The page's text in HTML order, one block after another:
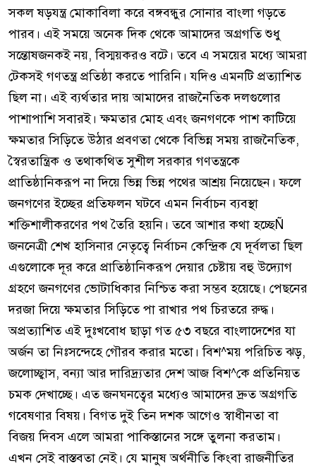
সকল ষড়যন্ত্র মোকাবিলা করে বঙ্গবন্ধুর সোনার বাংলা গড়তে
পারব। এই সময়ে অনেক দিক থেকে আমাদের অগ্রগতি শুধু
সন্তোষজনকই নয়, বিস্ময়করও বটে। তবে এ সময়ের মধ্যে আমরা
টেকসই গণতন্ত্র প্রতিষ্ঠা করতে পারিনি। যদিও এমনটি প্রত্যাশিত
ছিল না। এই ব্যর্থতার দায় আমাদের রাজনৈতিক দলগুলোর
পাশাপাশি সবারই। ক্ষমতার মোহ এবং জনগণকে পাশ কাটিয়ে
ক্ষমতার সিড়িতে উঠার প্রবণতা থেকে বিভিন্ন সময় রাজনৈতিক,
স্বৈরতান্ত্রিক ও তথাকথিত সুশীল সরকার গণতন্ত্রকে
প্রাতিষ্ঠানিকরূপ না দিয়ে ভিন্ন ভিন্ন পথের আশ্রয় নিয়েছেন। ফলে
জনগণের ইচ্ছের প্রতিফলন ঘটবে এমন নির্বাচন ব্যবস্থা
শক্তিশালীকরণের পথ তৈরি হয়নি। তবে আশার কথা হচ্ছেÑ
জননেত্রী শেখ হাসিনার নেতৃত্বে নির্বাচন কেন্দ্রিক যে দূর্বলতা ছিল
এগুলোকে দূর করে প্রাতিষ্ঠানিকরূপ দেয়ার চেষ্টায় বহু উদ্যোগ
গ্রহণে জনগণের ভোটাধিকার নিশ্চিত করা সম্ভব হয়েছে। পেছনের
দরজা দিয়ে ক্ষমতার সিড়িতে পা রাখার পথ চিরতরে রুদ্ধ।
অপ্রত্যাশিত এই দুঃখবোধ ছাড়া গত ৫৩ বছরে বাংলাদেশের যা
অর্জন তা নিঃসন্দেহে গৌরব করার মতো। বিশ^ময় পরিচিত ঝড়,
জলোচ্ছ্বাস, বন্যা আর দারিদ্র্যতার দেশ আজ বিশ^কে প্রতিনিয়ত
চমক দেখাচ্ছে। এত জনঘনত্বের মধ্যেও আমাদের দ্রুত অগ্রগতি
গবেষণার বিষয়। বিগত দুই তিন দশক আগেও স্বাধীনতা বা
বিজয় দিবস এলে আমরা পাকিস্তানের সঙ্গে তুলনা করতাম।
এখন সেই বাস্তবতা নেই। যে মানুষ অর্থনীতি কিংবা রাজনীতির